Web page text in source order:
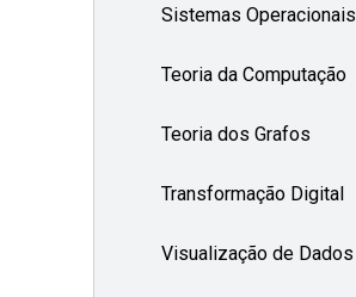
Sistemas Operacionais
Teoria da Computação
Teoria dos Grafos
Transformação Digital
Visualização de Dados